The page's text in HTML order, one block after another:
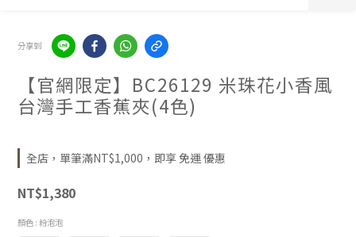
分享到
【官網限定】BC26129 米珠花小香風
台灣手工香蕉夾(4色)
全店，單筆滿NT$1,000，即享 免運 優惠
NT$1,380
顏色 : 粉泡泡